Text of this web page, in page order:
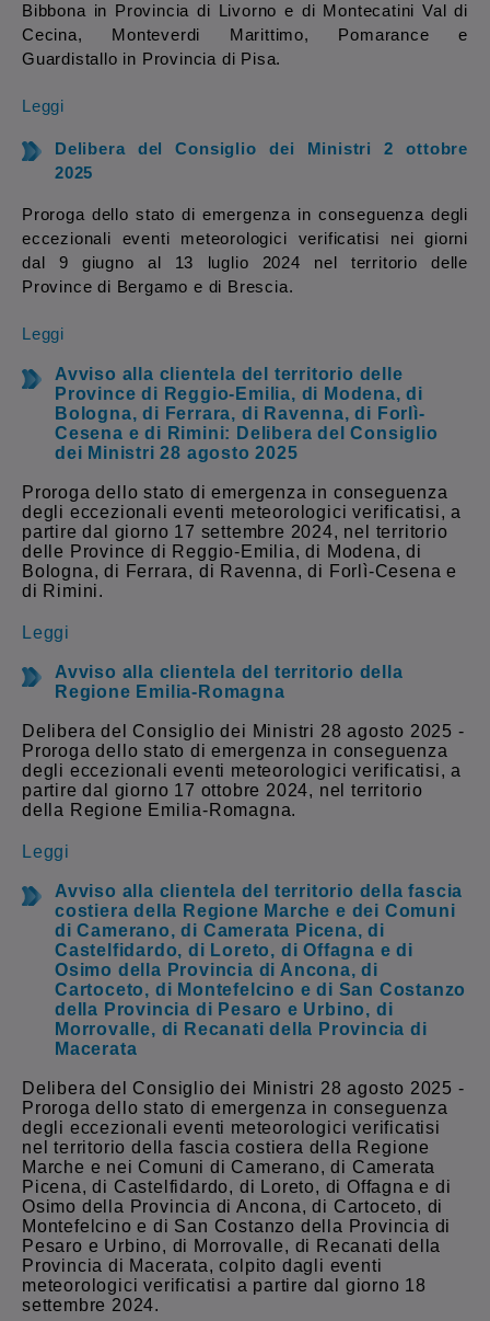
Bibbona in Provincia di Livorno e di Montecatini Val di
Cecina, Monteverdi Marittimo, Pomarance e
Guardistallo in Provincia di Pisa.
Leggi
Delibera del Consiglio dei Ministri 2 ottobre
2025
Proroga dello stato di emergenza in conseguenza degli
eccezionali eventi meteorologici verificatisi nei giorni
dal 9 giugno al 13 luglio 2024 nel territorio delle
Province di Bergamo e di Brescia.
Leggi
Avviso alla clientela del territorio delle
Province di Reggio-Emilia, di Modena, di
Bologna, di Ferrara, di Ravenna, di Forlì-
Cesena e di Rimini: Delibera del Consiglio
dei Ministri 28 agosto 2025
Proroga dello stato di emergenza in conseguenza
degli eccezionali eventi meteorologici verificatisi, a
partire dal giorno 17 settembre 2024, nel territorio
delle Province di Reggio-Emilia, di Modena, di
Bologna, di Ferrara, di Ravenna, di Forlì-Cesena e
di Rimini.
Leggi
Avviso alla clientela del territorio della
Regione Emilia-Romagna
Delibera del Consiglio dei Ministri 28 agosto 2025 -
Proroga dello stato di emergenza in conseguenza
degli eccezionali eventi meteorologici verificatisi, a
partire dal giorno 17 ottobre 2024, nel territorio
della Regione Emilia-Romagna.
Leggi
Avviso alla clientela del territorio della fascia
costiera della Regione Marche e dei Comuni
di Camerano, di Camerata Picena, di
Castelfidardo, di Loreto, di Offagna e di
Osimo della Provincia di Ancona, di
Cartoceto, di Montefelcino e di San Costanzo
della Provincia di Pesaro e Urbino, di
Morrovalle, di Recanati della Provincia di
Macerata
Delibera del Consiglio dei Ministri 28 agosto 2025 -
Proroga dello stato di emergenza in conseguenza
degli eccezionali eventi meteorologici verificatisi
nel territorio della fascia costiera della Regione
Marche e nei Comuni di Camerano, di Camerata
Picena, di Castelfidardo, di Loreto, di Offagna e di
Osimo della Provincia di Ancona, di Cartoceto, di
Montefelcino e di San Costanzo della Provincia di
Pesaro e Urbino, di Morrovalle, di Recanati della
Provincia di Macerata, colpito dagli eventi
meteorologici verificatisi a partire dal giorno 18
settembre 2024.